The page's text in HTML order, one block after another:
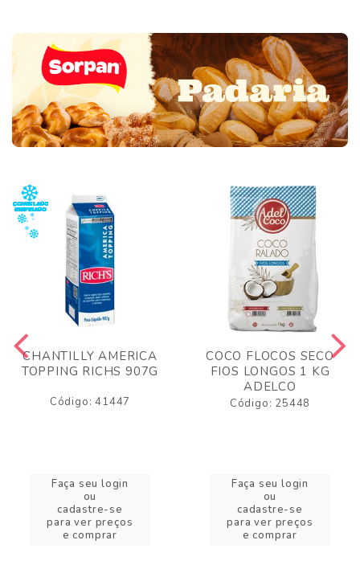
CHANTILLY AMERICA
TOPPING RICHS 907G
Código: 41447
Faça seu login
ou
cadastre-se
para ver preços
e comprar
COCO FLOCOS SECO
FIOS LONGOS 1 KG
ADELCO
Código: 25448
Faça seu login
ou
cadastre-se
para ver preços
e comprar